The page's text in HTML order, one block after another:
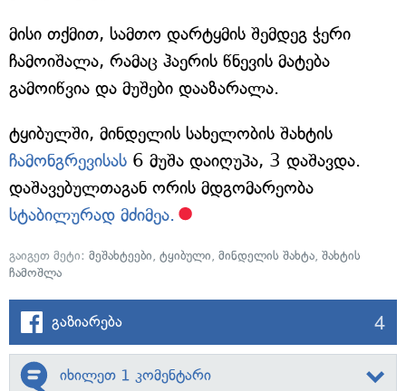
მისი თქმით, სამთო დარტყმის შემდეგ ჭერი
ჩამოიშალა, რამაც ჰაერის წნევის მატება
გამოიწვია და მუშები დააზარალა.
ტყიბულში, მინდელის სახელობის შახტის
ჩამონგრევისას 6 მუშა დაიღუპა, 3 დაშავდა.
დაშავებულთაგან ორის მდგომარეობა
სტაბილურად მძიმეა.
გაიგეთ მეტი: მეშახტეები, ტყიბული, მინდელის შახტა, შახტის
ჩამოშლა
გაზიარება 4
იხილეთ 1 კომენტარი